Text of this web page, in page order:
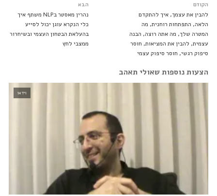
הקודם
להבין את עצמך, איך להתקדם
הלאה, התפתחות רוחנית, מה
המטרה שלך, מה אתה רוצה, הבנה
עצמית, להבין את המציאות, חוסר
סיפוק רגשי, חוסר סיפוק עצמי
הבא
נהרין מאסטר בNLP משתף איך
כלי הנקרא עוגן יכול לסייע
בהעלאת הבטחון העצמי ובשיחרור
ממצבי לחץ
הצעות נוספות שאולי תאהב
וידאו